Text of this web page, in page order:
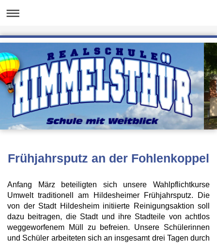
Frühjahrsputz an der Fohlenkoppel
Anfang März beteiligten sich unsere Wahlpflichtkurse
Umwelt traditionell am Hildesheimer Frühjahrsputz. Die
von der Stadt Hildesheim initiierte Reinigungsaktion soll
dazu beitragen, die Stadt und ihre Stadteile von achtlos
weggeworfenem Müll zu befreien. Unsere Schülerinnen
und Schüler arbeiteten sich an insgesamt drei Tagen durch